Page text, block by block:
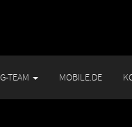
TEAM MOBILE.DE